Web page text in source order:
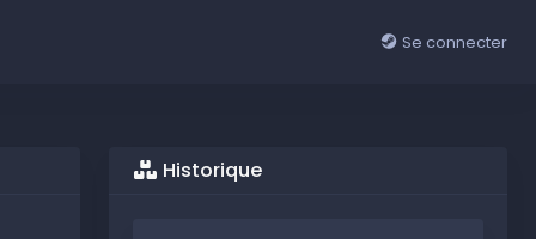
Se connecter
Historique